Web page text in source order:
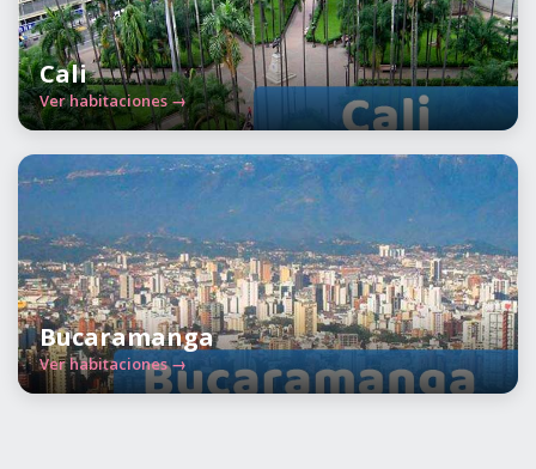
Cali
Ver habitaciones →
Bucaramanga
Ver habitaciones →